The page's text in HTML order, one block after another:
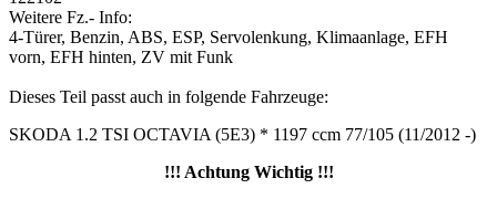
Weitere Fz.- Info:
4-Türer, Benzin, ABS, ESP, Servolenkung, Klimaanlage, EFH
vorn, EFH hinten, ZV mit Funk
Dieses Teil passt auch in folgende Fahrzeuge:
SKODA 1.2 TSI OCTAVIA (5E3) * 1197 ccm 77/105 (11/2012 -)
!!! Achtung Wichtig !!!